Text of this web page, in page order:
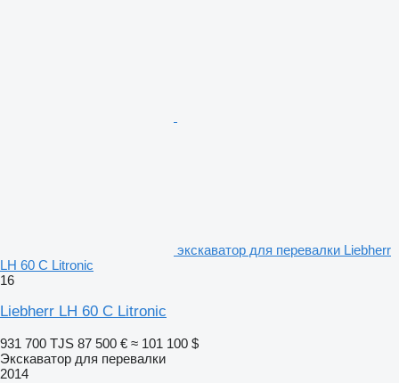
экскаватор для перевалки Liebherr
LH 60 C Litronic
16
Liebherr LH 60 C Litronic
931 700 TJS 87 500 € ≈ 101 100 $
Экскаватор для перевалки
2014